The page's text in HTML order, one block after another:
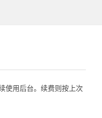
使用后台。续费则按上次